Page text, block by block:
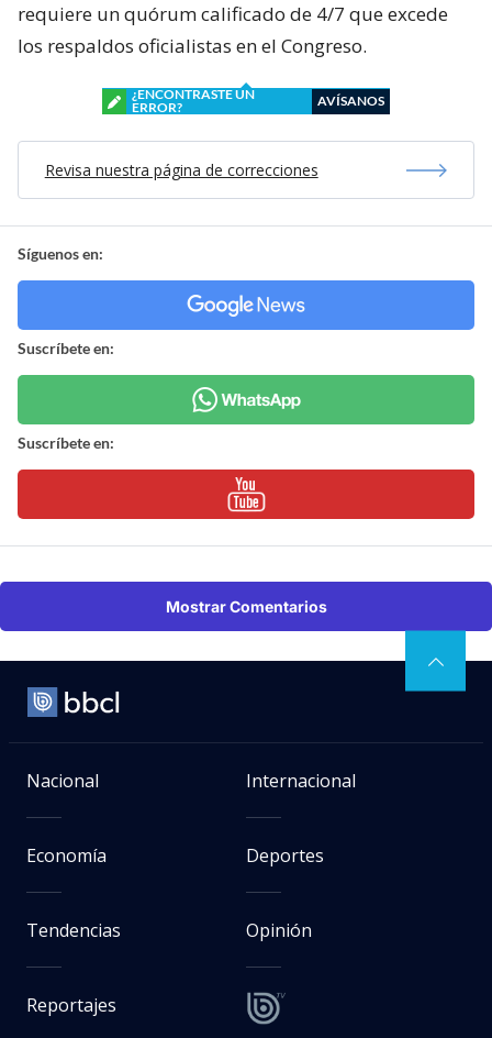
requiere un quórum calificado de 4/7 que excede
los respaldos oficialistas en el Congreso.
¿ENCONTRASTE UN
ERROR?
AVÍSANOS
Revisa nuestra página de correcciones
Síguenos en:
Suscríbete en:
Suscríbete en:
Mostrar Comentarios
Nacional Internacional
Economía Deportes
Tendencias Opinión
Reportajes